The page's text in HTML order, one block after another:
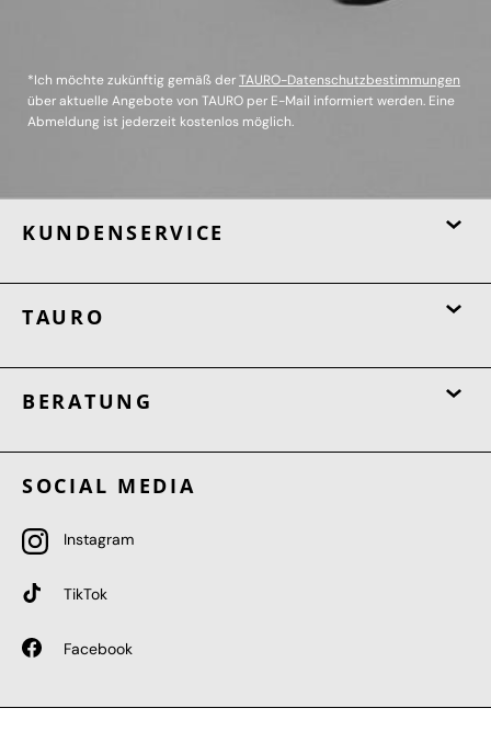
*Ich möchte zukünftig gemäß derTAURO-Datenschutzbestimmungen
über aktuelle Angebote von TAURO per E-Mail informiert werden. Eine
Abmeldung ist jederzeit kostenlos möglich.
KUNDENSERVICE
TAURO
BERATUNG
SOCIAL MEDIA
Instagram
TikTok
Facebook